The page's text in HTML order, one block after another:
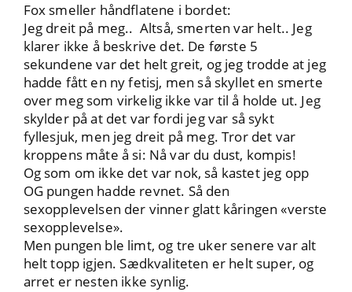
Fox smeller håndflatene i bordet:
Jeg dreit på meg.. Altså, smerten var helt.. Jeg
klarer ikke å beskrive det. De første 5
sekundene var det helt greit, og jeg trodde at jeg
hadde fått en ny fetisj, men så skyllet en smerte
over meg som virkelig ikke var til å holde ut. Jeg
skylder på at det var fordi jeg var så sykt
fyllesjuk, men jeg dreit på meg. Tror det var
kroppens måte å si: Nå var du dust, kompis!
Og som om ikke det var nok, så kastet jeg opp
OG pungen hadde revnet. Så den
sexopplevelsen der vinner glatt kåringen «verste
sexopplevelse».
Men pungen ble limt, og tre uker senere var alt
helt topp igjen. Sædkvaliteten er helt super, og
arret er nesten ikke synlig.